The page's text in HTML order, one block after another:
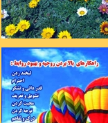
مهم دوباره شروع کردن